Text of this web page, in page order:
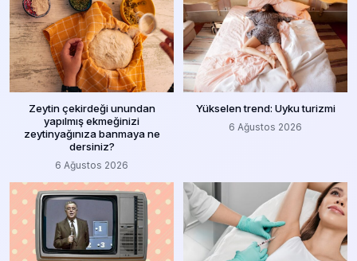
Zeytin çekirdeği unundan
yapılmış ekmeğinizi
zeytinyağınıza banmaya ne
dersiniz?
6 Ağustos 2026
Yükselen trend: Uyku turizmi
6 Ağustos 2026